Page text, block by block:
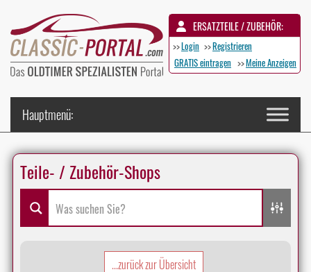
ERSATZTEILE / ZUBEHÖR:
>>Login >>Registrieren
GRATIS eintragen >>Meine Anzeigen
Teile- / Zubehör-Shops
...zurück zur Übersicht